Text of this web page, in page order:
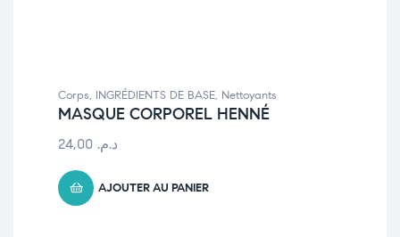
Corps, INGRÉDIENTS DE BASE, Nettoyants
MASQUE CORPOREL HENNÉ
د.م.
AJOUTER AU PANIER